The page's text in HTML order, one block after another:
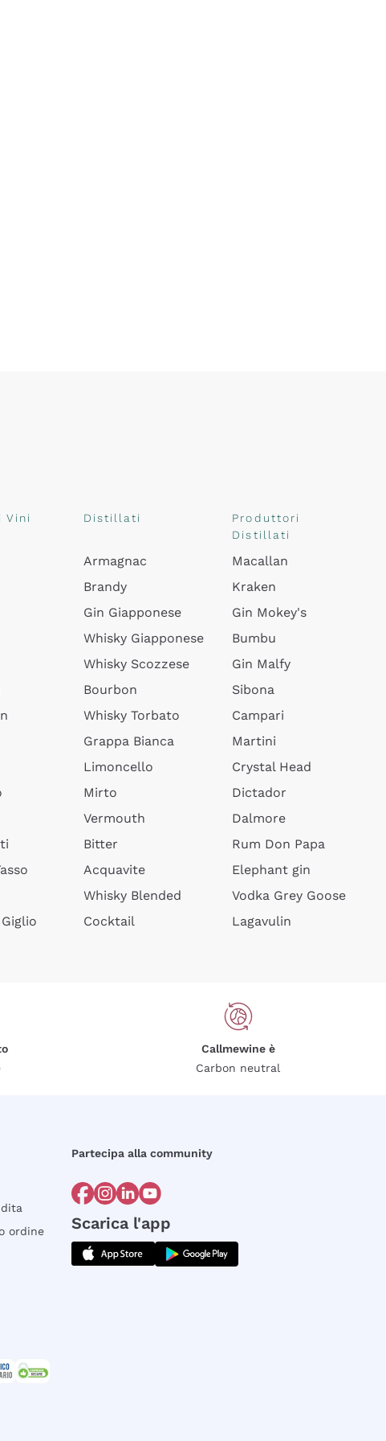
Vini Distillati
Armagnac
Brandy
Gin Giapponese
Whisky Giapponese
Whisky Scozzese
Bourbon
Whisky Torbato
Grappa Bianca
Limoncello
Mirto
Vermouth
Bitter
Acquavite
Whisky Blended
Cocktail
Produttori
Distillati
Macallan
Kraken
Gin Mokey's
Bumbu
Gin Malfy
Sibona
Campari
Martini
Crystal Head
Dictador
Dalmore
Rum Don Papa
Elephant gin
Vodka Grey Goose
Lagavulin
Callmewine è
Carbon neutral
ordine
Partecipa alla community
Scarica l'app